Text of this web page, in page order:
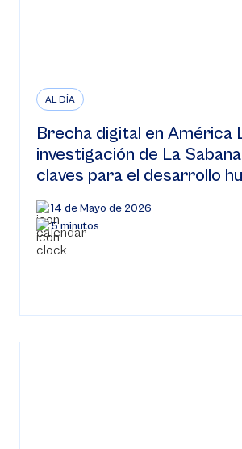
AL DÍA
Brecha digital en América
investigación de La
claves para el desarrollo
14 de Mayo de 2026
5 minutos